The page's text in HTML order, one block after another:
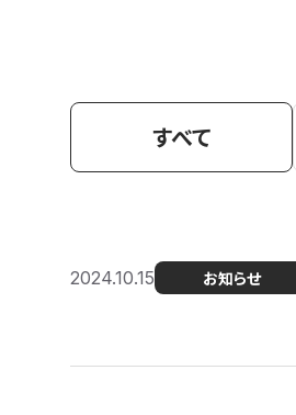
すべて
2024.10.15 お知らせ